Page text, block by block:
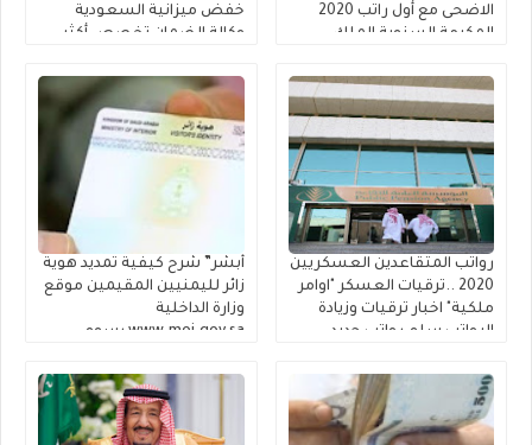
الاضحى مع أول راتب 2020
المكرمة السنوية الملك
المعيشة 1441 ~ قرار مكرمة
الملك سلمان ضمان اجتماعي
1441 امر ملكي جديد
للعسكريين المساعدة
المقطوعة في الضمان
الإجتماعي لقوائم الانتظار
خفض ميزانية السعودية
وكالة الضمان تخصص أكثر
لمستفيدي الضمان الاجتماعي
والمساعدة المقطوعة
رواتب المتقاعدين العسكريين
2020 ..ترقيات العسكر "اوامر
ملكية" اخبار ترقيات وزيادة
الرواتب سلم رواتب جديد
السعوديين وإكمال مسوغات
صرف مستحقات التقاعد
أبشر” شرح كيفية تمديد هوية
زائر لليمنيين المقيمين موقع
وزارة الداخلية
www.moi.gov.sa رسوم
الخامسه